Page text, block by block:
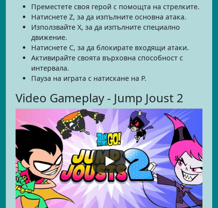
Преместете своя герой с помощта на стрелките.
Натиснете Z, за да изпълните основна атака.
Използвайте X, за да изпълните специално
движение.
Натиснете C, за да блокирате входящи атаки.
Активирайте своята върховна способност с
интервала.
Пауза на играта с натискане на P.
Video Gameplay - Jump Joust 2